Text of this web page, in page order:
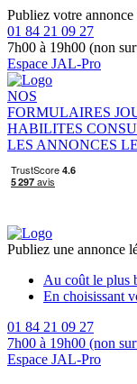
Publiez votre
01 84 21 09 27
7h00 à 19h00 (non
Espace JAL-Pro
NOS
FORMULAIRES
HABILITES
LES ANNONCES
Publiez une annonce
Au coût le plus
En choisissant
01 84 21 09 27
7h00 à 19h00 (non
Espace JAL-Pro